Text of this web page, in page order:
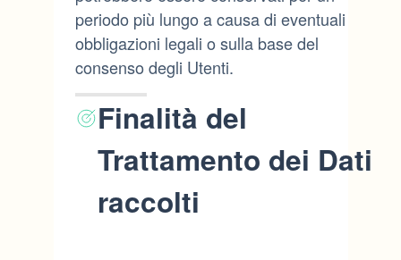
periodo più lungo a causa di eventuali
obbligazioni legali o sulla base del
consenso degli Utenti.
Finalità del
Trattamento dei Dati
raccolti